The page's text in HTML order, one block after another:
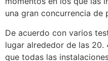
una gran concurrencia de
De acuerdo con varios
lugar alrededor de las
que todas las